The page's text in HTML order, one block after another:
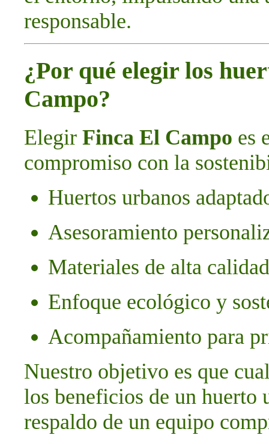
responsable.
¿Por qué elegir los
Campo?
Elegir Finca El Campo es
compromiso con la
Huertos urbanos
Asesoramiento
Materiales de alta calidad
Enfoque ecológico y
Acompañamiento para
Nuestro objetivo es que
los beneficios de un huerto
respaldo de un equipo